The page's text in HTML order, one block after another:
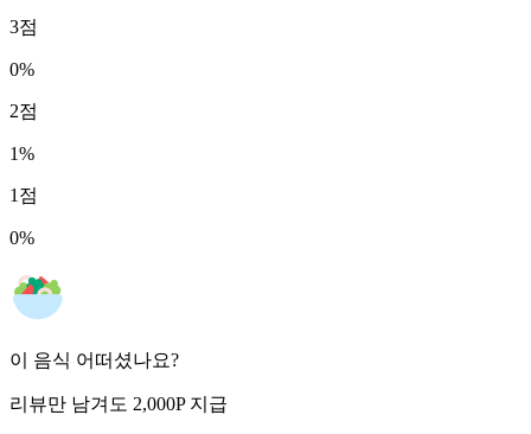
3점
0%
2점
1%
1 점
0%
이 음식 어떠셨나요?
리뷰만 남겨도 2,000P 지급